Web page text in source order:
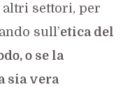
altri settori, per
sull’etica del
o se la
sia vera